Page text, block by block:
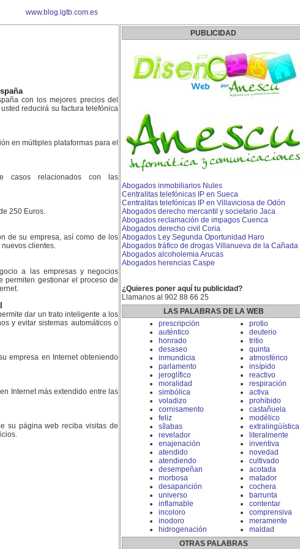
www.blog.lgtb.com.es
con los mejores precios del
reducirá su factura telefónica
en múltiples plataformas para el
casos relacionados con las
250 Euros.
de su empresa, así como de los
clientes.
a las empresas y negocios
permiten gestionar el proceso de
dar un trato inteligente a los
y evitar sistemas automáticos o
empresa en Internet obteniendo
Internet más extendido entre las
su página web reciba visitas de
PUBLICIDAD
Abogados inmobiliarios Nules
Centralitas telefónicas IP en Sueca
Centralitas telefónicas IP en Villaviciosa de Odón
Abogados derecho mercantil y societario Jaca
Abogados reclamación de impagos Cuenca
Abogados derecho civil Coria
Abogados Ley Segunda Oportunidad Haro
Abogados tráfico de drogas Villanueva de la Cañada
Abogados alcoholemia Arucas
Abogados herencias Caspe
¿Quieres poner aquí tu publicidad?
Llamanos al 902 88 66 25
LAS PALABRAS DE LA WEB
prescripción
auténtico
honrado
desaseo
inmundicia
parlamento
jeroglífico
moralidad
simbólica
voladizo
cornisamento
feliz
sílabas
revelador
enajenación
atendido
atendiendo
desempeñan
morbosa
desaparición
universo
inflamable
incoloro
inodoro
hidrogenación
protio
deuterio
tritio
quinta
atmosférico
insípido
reactivo
respiración
activa
prohibido
castañuela
modélico
extralingüística
literalmente
inventiva
novedad
cultivado
acotada
matador
cochera
barrunta
contentar
comprensiva
meramente
maldad
OTRAS PALABRAS